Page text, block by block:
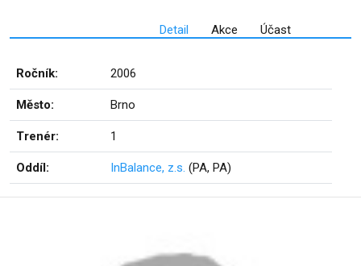
Detail Akce Účast
Ročník: 2006
Město: Brno
Trenér: 1
Oddíl: InBalance, z.s. (PA, PA)